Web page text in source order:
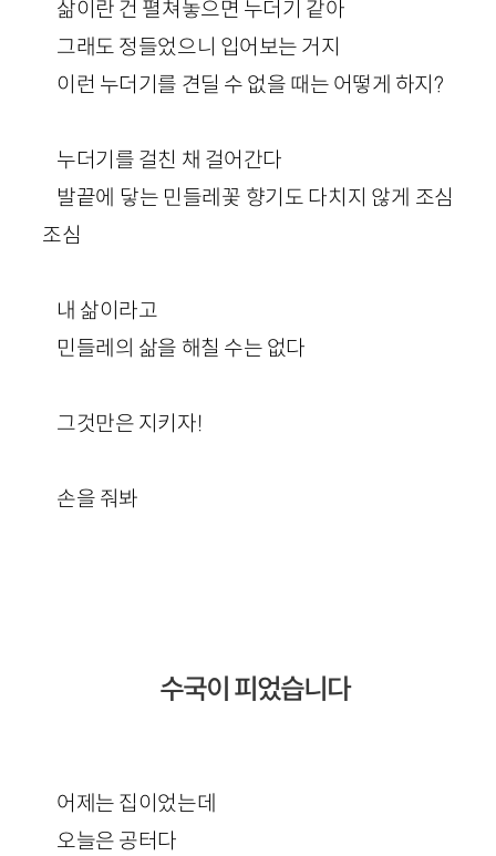
삶이란 건 펼쳐놓으면 누더기 같아
그래도 정들었으니 입어보는 거지
이런 누더기를 견딜 수 없을 때는 어떻게 하지?
누더기를 걸친 채 걸어간다
발끝에 닿는 민들레꽃 향기도 다치지 않게 조심
조심
내 삶이라고
민들레의 삶을 해칠 수는 없다
그것만은 지키자!
손을 줘봐
수국이 피었습니다
어제는 집이었는데
오늘은 공터다